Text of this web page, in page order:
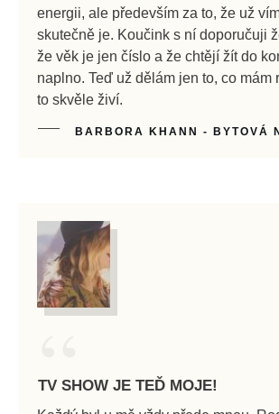
energii, ale především za to, že už
skutečně je. Koučink s ní doporučuji
že věk je jen číslo a že chtějí žít do
naplno. Teď už dělám jen to, co mám
to skvěle živí.
BARBORA KHANN - BYTOVÁ
“
TV SHOW JE TEĎ MOJE!